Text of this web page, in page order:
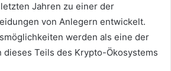
Jahren zu einer der
von Anlegern entwickelt.
werden als eine der
Teils des Krypto-Ökosystems